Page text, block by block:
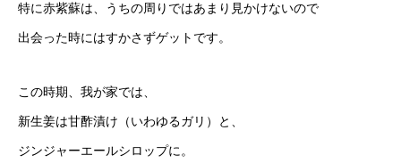
特に赤紫蘇は、うちの周りではあまり見かけないので
出会った時にはすかさずゲットです。
この時期、我が家では、
新生姜は甘酢漬け（いわゆるガリ）と、
ジンジャーエールシロップに。